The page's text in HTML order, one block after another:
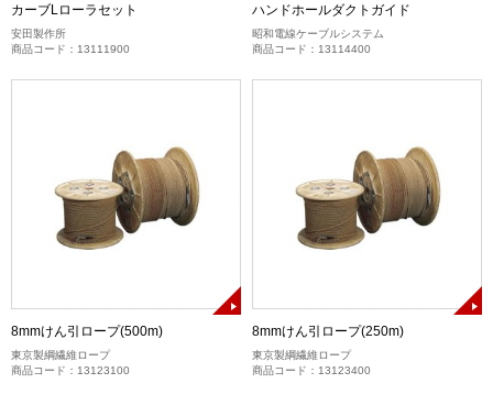
カーブLローラセット
安田製作所
商品コード：13111900
ハンドホールダクトガイド
昭和電線ケーブルシステム
商品コード：13114400
8mmけん引ロープ(500m)
東京製綱繊維ロープ
商品コード：13123100
8mmけん引ロープ(250m)
東京製綱繊維ロープ
商品コード：13123400